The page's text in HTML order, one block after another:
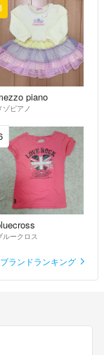
ます🙇
ご質問などお受けし
piano
ゾピアノ
ルークロス
ランドランキング